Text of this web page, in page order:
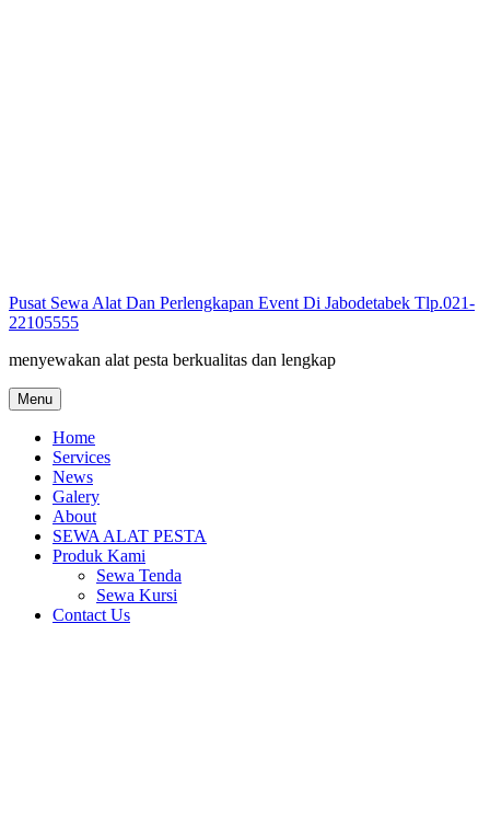
Pusat Sewa Alat Dan Perlengkapan Event Di Jabodetabek Tlp.021-
22105555
menyewakan alat pesta berkualitas dan lengkap
Menu
Home
Services
News
Galery
About
SEWA ALAT PESTA
Produk Kami
Sewa Tenda
Sewa Kursi
Contact Us